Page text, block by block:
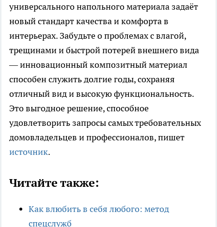
универсального напольного материала задаёт
новый стандарт качества и комфорта в
интерьерах. Забудьте о проблемах с влагой,
трещинами и быстрой потерей внешнего вида
— инновационный композитный материал
способен служить долгие годы, сохраняя
отличный вид и высокую функциональность.
Это выгодное решение, способное
удовлетворить запросы самых требовательных
домовладельцев и профессионалов, пишет
источник.
Читайте также:
Как влюбить в себя любого: метод
спецслужб